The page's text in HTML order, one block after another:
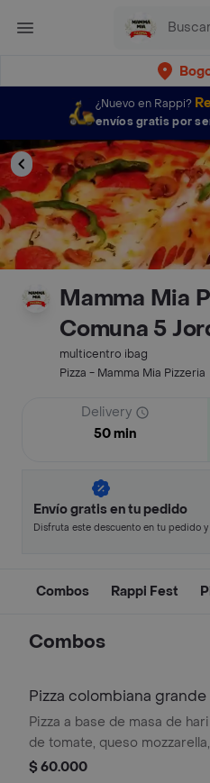
¿Nuevo en Rappi?
envíos gratis por
Mamma Mia
Comuna 5
multicentro ibag
Pizza - Mamma Mia Pizzeria
Delivery
50 min
Envío gratis en tu pedido
Disfruta este descuento en tu pedido
Combos Rappi Fest
Combos
Pizza colombiana grande
gaseosa 1.5lt
Pizza a base de masa de
de tomate, queso
maduro en trocitos, jamón,
$ 60.000